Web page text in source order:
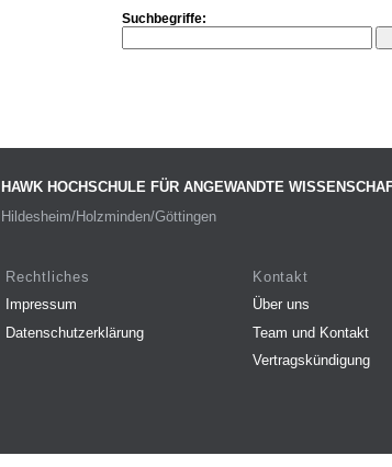
Suchbegriffe:
HAWK HOCHSCHULE FÜR ANGEWANDTE
Hildesheim/Holzminden/Göttingen
Rechtliches
Impressum
Datenschutzerklärung
Kontakt
Über uns
Team und Kontakt
Vertragskündigung